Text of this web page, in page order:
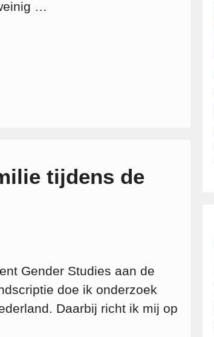
…
tijdens de
Gender Studies aan de
doe ik onderzoek
Daarbij richt ik mij op